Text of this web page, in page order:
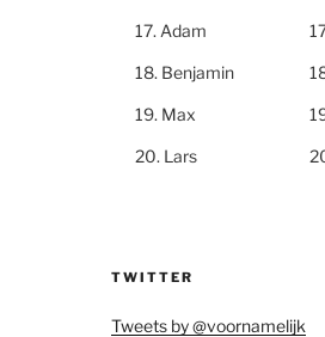
Adam
Benjamin
Max
Lars
TWITTER
Tweets by @voornamelijk